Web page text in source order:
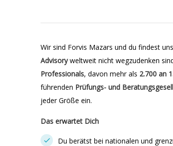
Wir sind Forvis Mazars und du findest
Advisoryweltweit nicht wegzudenken
Professionals, davon mehr als 2.700 an
führenden Prüfungs- und
jeder Größe ein.
Das erwartet Dich
Du berätst bei nationalen und